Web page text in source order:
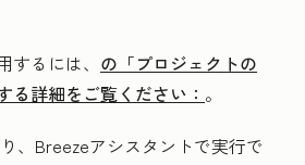
するには、 の「プロジェクトの
る詳細をご覧ください： 。
、Breezeアシスタントで実行で